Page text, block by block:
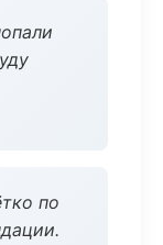
по